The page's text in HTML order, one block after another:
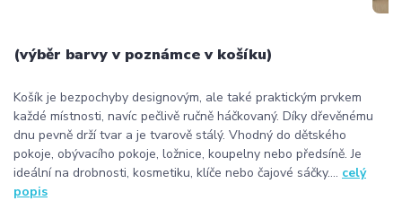
(výběr barvy v poznámce v košíku)
Košík je bezpochyby designovým, ale také praktickým prvkem
každé místnosti, navíc pečlivě ručně háčkovaný. Díky dřevěnému
dnu pevně drží tvar a je tvarově stálý. Vhodný do dětského
pokoje, obývacího pokoje, ložnice, koupelny nebo předsíně. Je
ideální na drobnosti, kosmetiku, klíče nebo čajové sáčky.... celý
popis